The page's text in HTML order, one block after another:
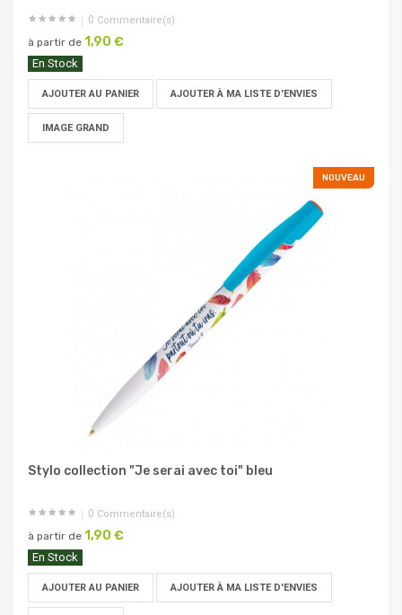
0 Commentaire(s)
à partir de 1,90 €
En Stock
AJOUTER AU PANIER AJOUTER À MA LISTE D'ENVIES
IMAGE GRAND
NOUVEAU
Stylo collection "Je serai avec toi" bleu
0 Commentaire(s)
à partir de 1,90 €
En Stock
AJOUTER AU PANIER AJOUTER À MA LISTE D'ENVIES